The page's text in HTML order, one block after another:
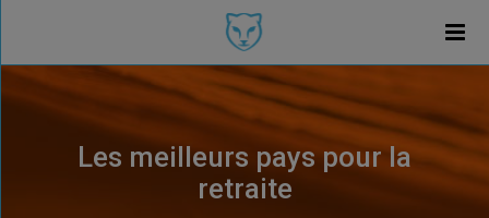
Les meilleurs pays pour la
retraite